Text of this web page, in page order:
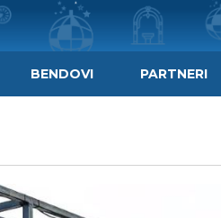
BENDOVI PARTNERI